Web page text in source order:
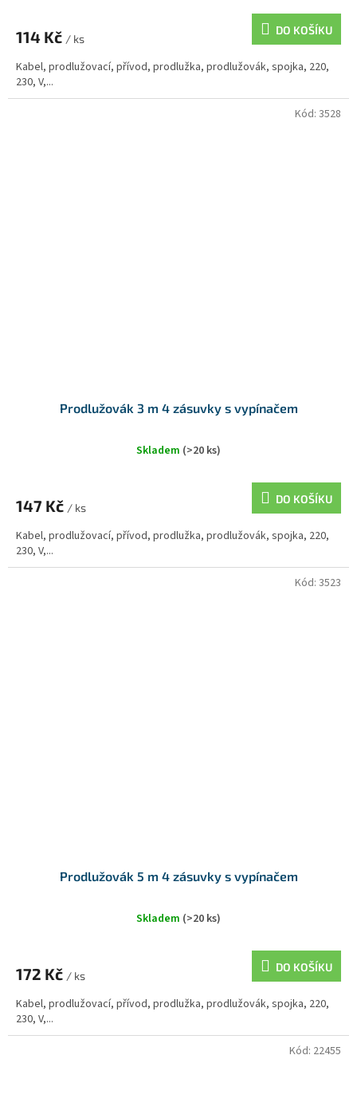
114 Kč / ks
DO KOŠÍKU
Kabel, prodlužovací, přívod, prodlužka, prodlužovák, spojka, 220,
230, V,...
Prodlužovák 3 m 4 zásuvky s vypínačem
Skladem (>20 ks)
147 Kč / ks
DO KOŠÍKU
Kabel, prodlužovací, přívod, prodlužka, prodlužovák, spojka, 220,
230, V,...
Kód: 3528
Prodlužovák 5 m 4 zásuvky s vypínačem
Skladem (>20 ks)
172 Kč / ks
DO KOŠÍKU
Kabel, prodlužovací, přívod, prodlužka, prodlužovák, spojka, 220,
230, V,...
Kód: 3523
Kód: 22455